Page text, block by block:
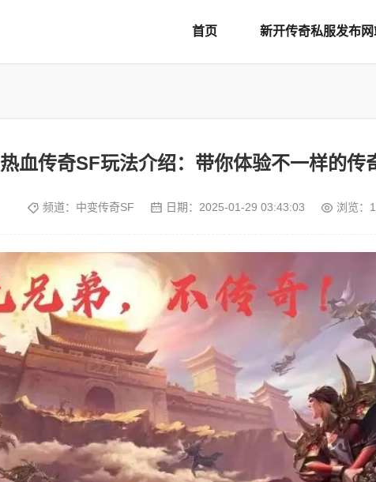
首页 新开传奇私服发布网
热血传奇SF玩法介绍：带你体验不一样的传
频道： 中变传奇SF 日期： 2025-01-29 03:43:03 浏览：